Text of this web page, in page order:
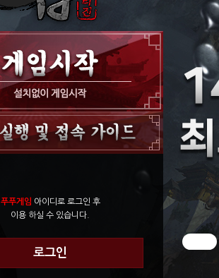
GM TIP
푸푸게임 아이디로 로그인 후
이용 하실 수 있습니다.
로그인